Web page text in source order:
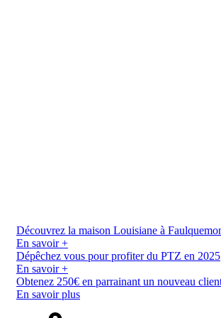
Découvrez la maison Louisiane à
En savoir +
Dépêchez vous pour profiter du PTZ en 2025
En savoir +
Obtenez 250€ en parrainant un nouveau
En savoir plus